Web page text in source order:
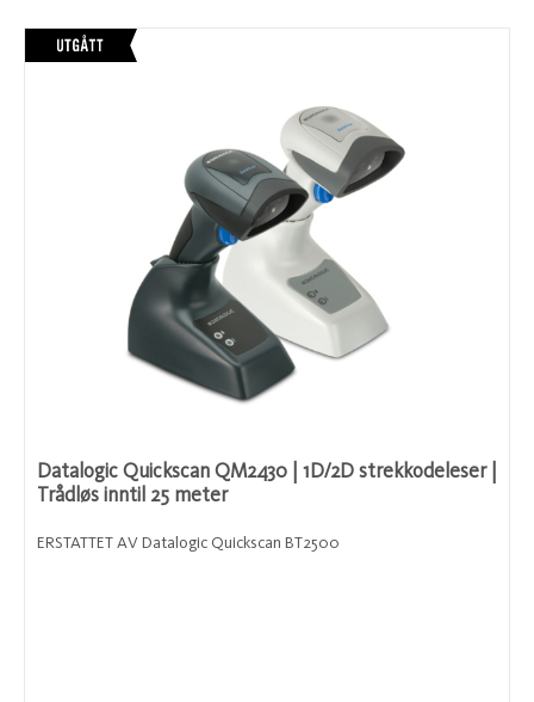
Datalogic Quickscan QM2430 | 1D/2D strekkodeleser |
Trådløs inntil 25 meter
ERSTATTET AV Datalogic Quickscan BT2500